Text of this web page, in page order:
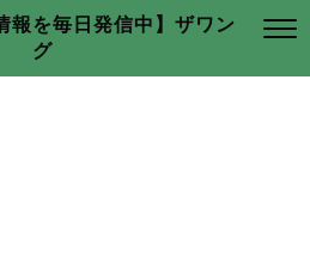
報を毎日発信中】ザワン
グ